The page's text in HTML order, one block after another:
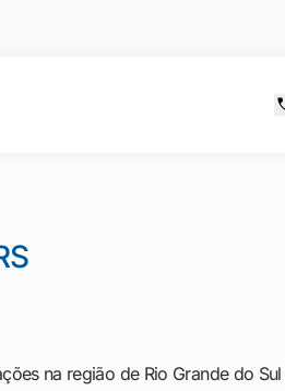
na região de Rio Grande do